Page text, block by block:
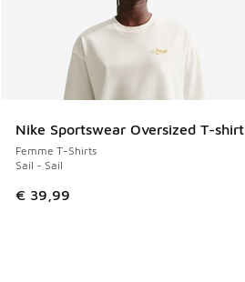
Nike Sportswear Oversized T-shirt
Femme T-Shirts
Sail - Sail
€ 39,99